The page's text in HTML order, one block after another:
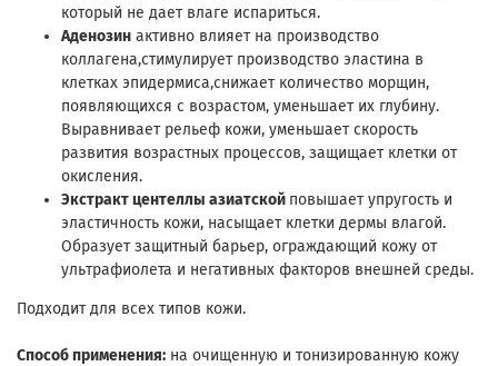
который не дает влаге испариться.
Аденозин активно влияет на производство
коллагена,стимулирует производство эластина в
клетках эпидермиса,снижает количество морщин,
появляющихся с возрастом, уменьшает их глубину.
Выравнивает рельеф кожи, уменьшает скорость
развития возрастных процессов, защищает клетки от
окисления.
Экстракт центеллы азиатской повышает упругость и
эластичность кожи, насыщает клетки дермы влагой.
Образует защитный барьер, ограждающий кожу от
ультрафиолета и негативных факторов внешней среды.
Подходит для всех типов кожи.
Способ применения: на очищенную и тонизированную кожу